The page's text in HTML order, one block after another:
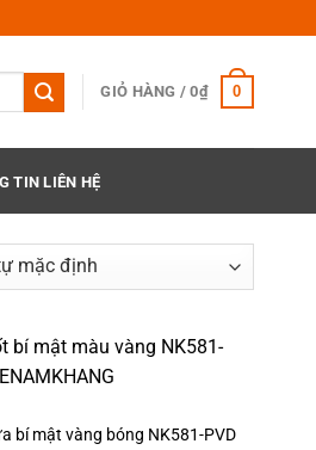
GIỎ HÀNG /0₫ 0
TIN LIÊN HỆ
bí mật vàng bóng NK581-PVD